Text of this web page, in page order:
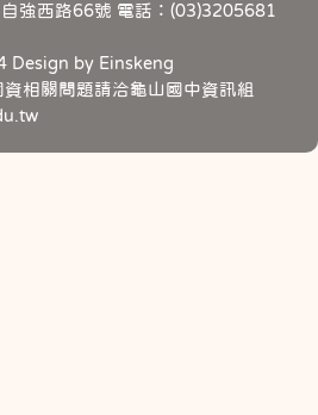
強西路66號 電話：(03)3205681
Design by Einskeng
相關問題請洽龜山國中資訊組